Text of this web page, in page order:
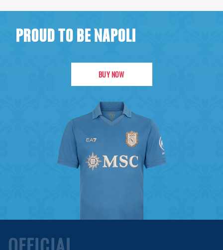
PROUD TO BE NAPOLI
BUY NOW